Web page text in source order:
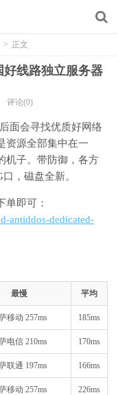
> 正文
线路独立服务器
评论(0)
面会寻找优质好网络
资源全部集中在一
机子。带防御，各方
，磁盘全新。
单即可：
antiddos-dedicated-
最慢 平均
移动 257ms 185ms
电信 210ms 170ms
联通 197ms 166ms
移动 257ms 226ms